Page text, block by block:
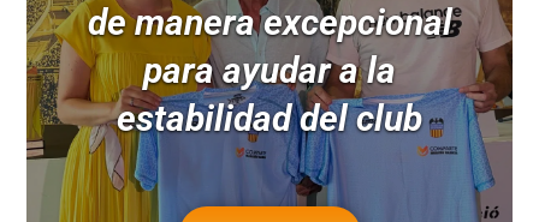
de manera excepcional
para ayudar a la
estabilidad del club